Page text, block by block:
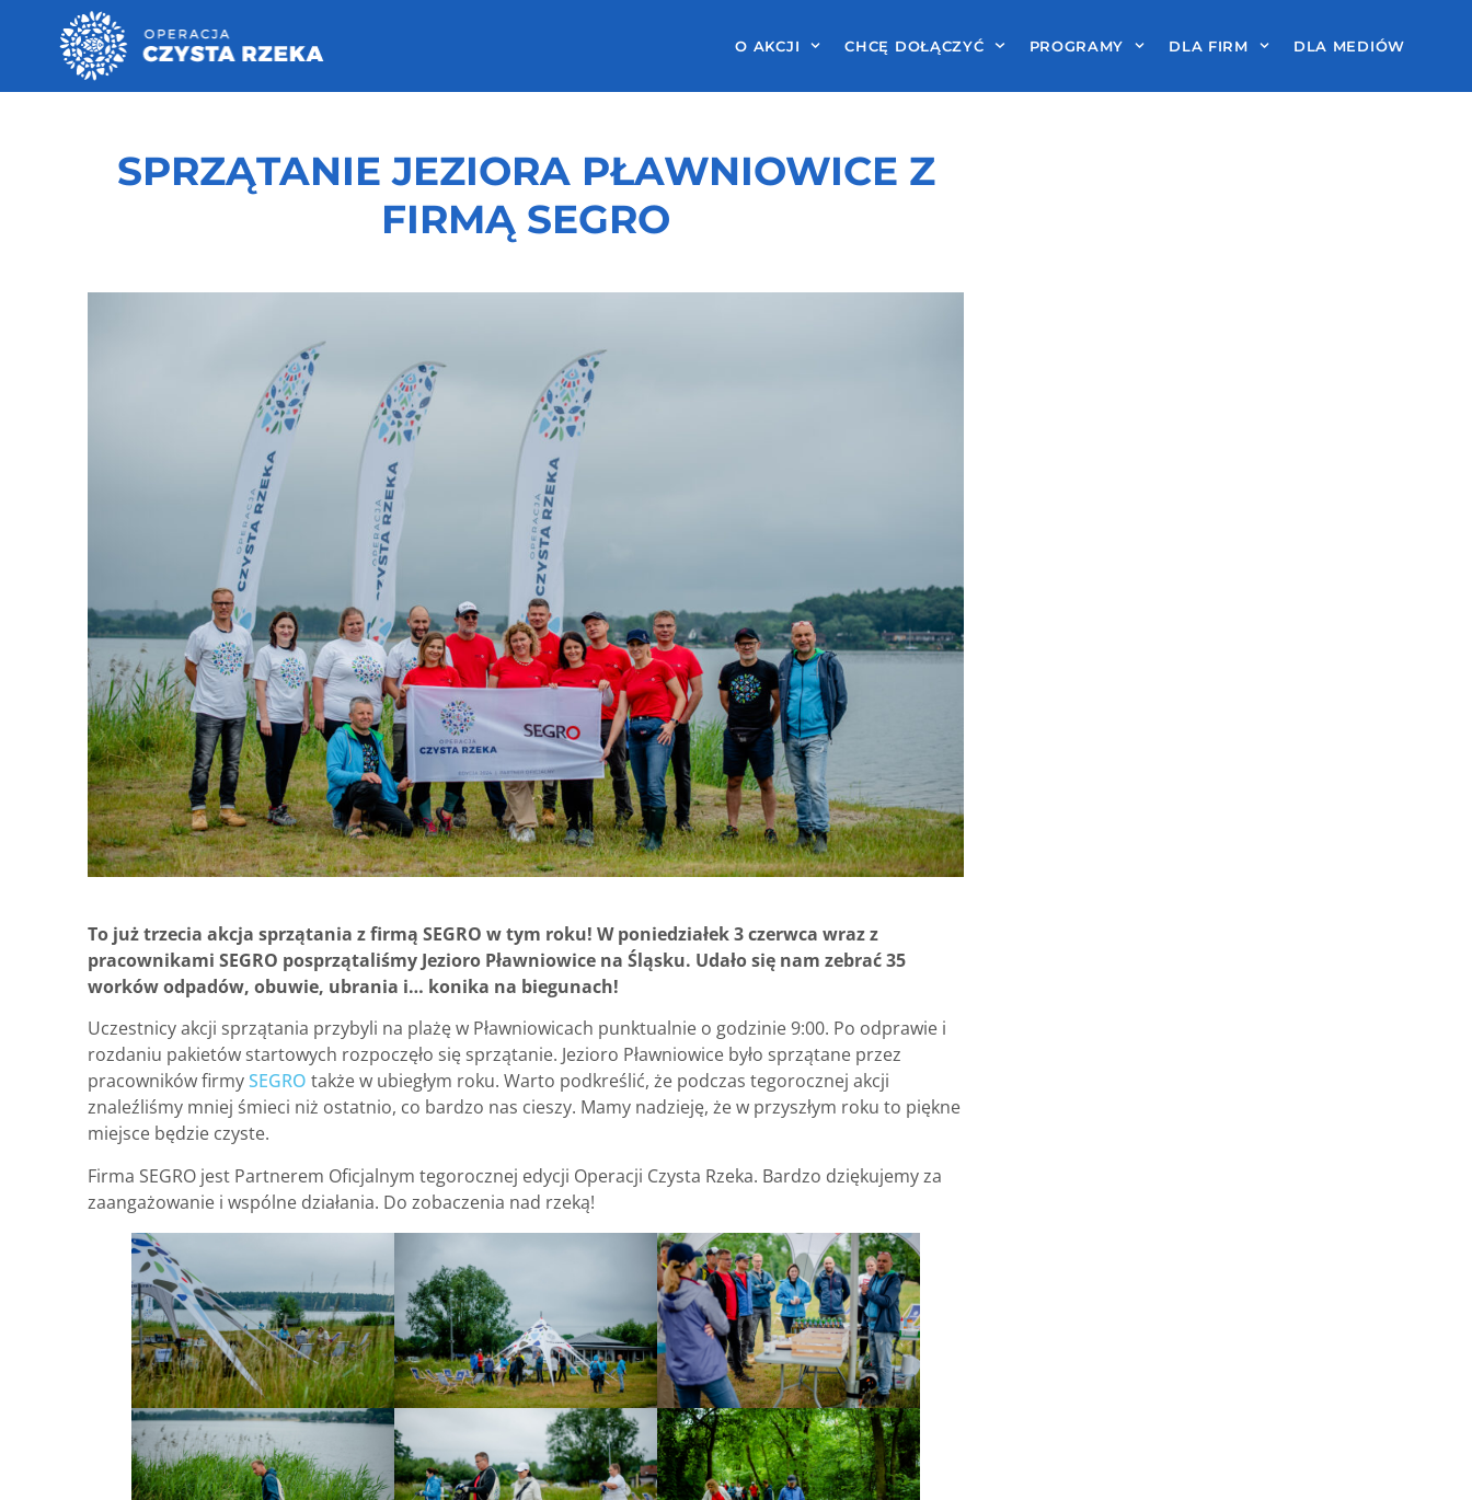
O AKCJI CHCĘ DOŁĄCZYĆ PROGRAMY DLA FIRM DLA MEDIÓW
SPRZĄTANIE JEZIORA PŁAWNIOWICE Z
FIRMĄ SEGRO
To już trzecia akcja sprzątania z firmą SEGRO w tym roku! W poniedziałek 3 czerwca wraz z
pracownikami SEGRO posprzątaliśmy Jezioro Pławniowice na Śląsku. Udało się nam zebrać 35
worków odpadów, obuwie, ubrania i… konika na biegunach!
Uczestnicy akcji sprzątania przybyli na plażę w Pławniowicach punktualnie o godzinie 9:00. Po odprawie i
rozdaniu pakietów startowych rozpoczęło się sprzątanie. Jezioro Pławniowice było sprzątane przez
pracowników firmySEGRO także w ubiegłym roku. Warto podkreślić, że podczas tegorocznej akcji
znaleźliśmy mniej śmieci niż ostatnio, co bardzo nas cieszy. Mamy nadzieję, że w przyszłym roku to piękne
miejsce będzie czyste.
Firma SEGRO jest Partnerem Oficjalnym tegorocznej edycji Operacji Czysta Rzeka. Bardzo dziękujemy za
zaangażowanie i wspólne działania. Do zobaczenia nad rzeką!